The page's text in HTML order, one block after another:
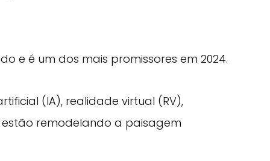
e é um dos mais promissores em 2024.
(IA), realidade virtual (RV),
remodelando a paisagem